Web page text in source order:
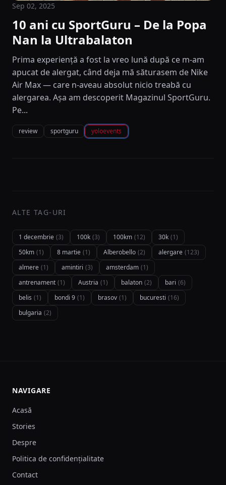
Sep 02, 2025
10 ani cu SportGuru – De la Popa
Nan la Ultrabalaton
Prima experiență a fost la vreo lună după ce m-am
apucat de alergat, când deja mă săturasem de Nike
Air Max — care n-aveau absolut nicio treabă cu
alergarea. Așa am descoperit Magazinul SportGuru.
Pe...
review sportguru yoloevents
ALTE TAG-URI
1 decembrie (3) 100k (3) 100km (12) 30k (1)
50km (1) 8 martie (1) Alberobello (2) alergare (123)
almere (1) amintiri (3) amsterdam (1)
antrenament (1) Austria (1) balaton (2) bari (6)
belis (1) bondi 9 (1) brasov (1) bucuresti (16)
bulgaria (2)
NAVIGARE
Acasă
Stories
Despre
Politica de confidențialitate
Contact